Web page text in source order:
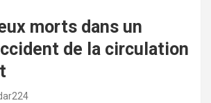
morts dans un
de la circulation